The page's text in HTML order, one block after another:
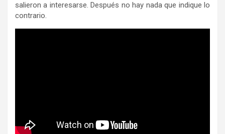
salieron a interesarse. Después no hay nada que indique lo
contrario.